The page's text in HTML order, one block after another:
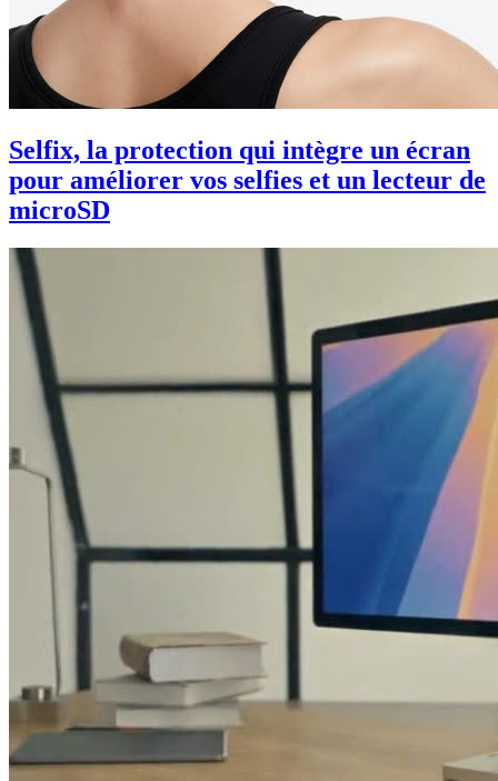
Selfix, la protection qui intègre un écran
pour améliorer vos selfies et un lecteur de
microSD